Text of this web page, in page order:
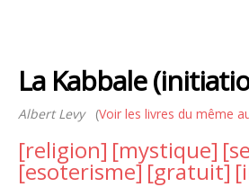
La Kabbale
Albert Levy(Voir les livres du même
[religion] [mystique]
[esoterisme][gratuit]